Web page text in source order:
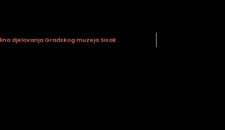
djelovanja Gradskog muzeja Sisak